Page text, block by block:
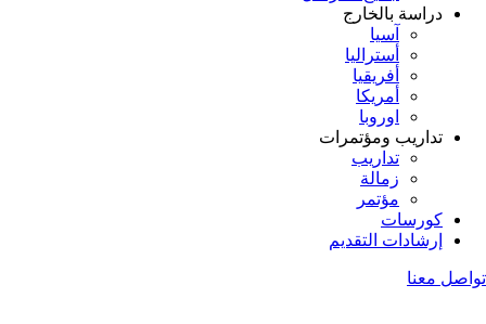
دراسة بالخارج
آسيا
أستراليا
أفريقيا
أمريكا
اوروبا
تداريب ومؤتمرات
تداريب
زمالة
مؤتمر
كورسات
إرشادات التقديم
تواصل معنا